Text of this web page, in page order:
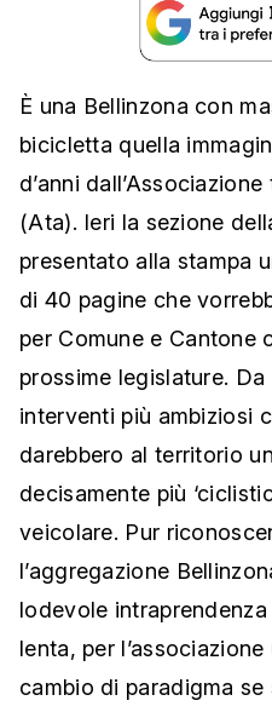
È una Bellinzona con
bicicletta quella
d’anni
(Ata). Ieri la sezione
presentato alla stampa
di 40 pagine che
per Comune e Cantone
prossime legislature.
interventi più ambiziosi
darebbero al territorio
decisamente più
veicolare. Pur
l’aggregazione
lodevole
lenta, per
cambio di paradigma